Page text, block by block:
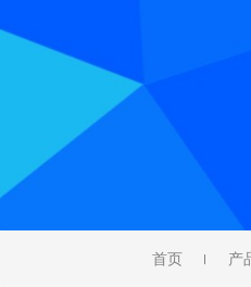
首页 产